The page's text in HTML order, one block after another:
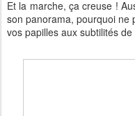
Et la marche, ça creuse !
son panorama, pourquoi ne
vos papilles aux subtilités de